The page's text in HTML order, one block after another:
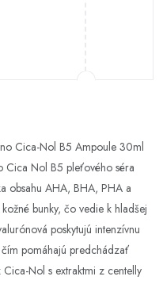
Cica-Nol B5 Ampoule 30ml
Cica Nol B5 pleťového séra
obsahu AHA, BHA, PHA a
bunky, čo vedie k hladšej
poskytujú intenzívnu
pomáhajú predchádzať
Cica-Nol s extraktmi z centelly